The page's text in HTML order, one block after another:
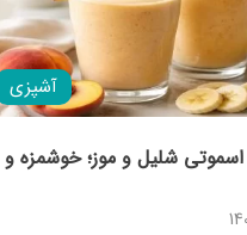
آشپزی
اسموتی شلیل و موز؛ خوشمزه و